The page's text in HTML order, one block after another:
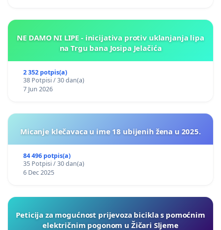
NE DAMO NI LIPE - inicijativa protiv uklanjanja lipa
na Trgu bana Josipa Jelačića
2 352 potpis(a)
38 Potpisi / 30 dan(a)
7 Jun 2026
Micanje klečavaca u ime 18 ubijenih žena u 2025.
84 496 potpis(a)
35 Potpisi / 30 dan(a)
6 Dec 2025
Peticija za mogućnost prijevoza bicikla s pomoćnim
električnim pogonom u Žičari Sljeme